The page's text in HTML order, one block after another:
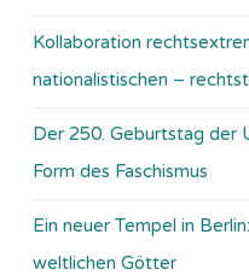
Kollaboration
nationalistischen –
Der 250. Geburtstag der
Form des Faschismus
Ein neuer Tempel in
weltlichen Götter